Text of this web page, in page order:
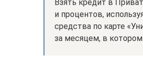
Взять кредит в
и процентов,
средства по карте
за месяцем, в